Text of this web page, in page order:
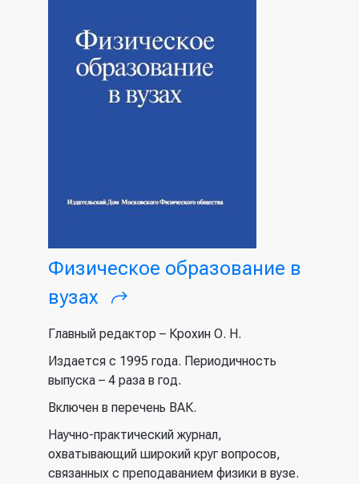
Физическое образование в
вузах
(внешняя ссылка)
Главный редактор – Крохин О. Н.
Издается с 1995 года. Периодичность
выпуска – 4 раза в год.
Включен в перечень ВАК.
Научно-практический журнал,
охватывающий широкий круг вопросов,
связанных с преподаванием физики в вузе.